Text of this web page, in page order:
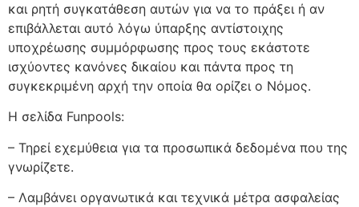
και ρητή συγκατάθεση αυτών για να το πράξει ή αν
επιβάλλεται αυτό λόγω ύπαρξης αντίστοιχης
υποχρέωσης συμμόρφωσης προς τους εκάστοτε
ισχύοντες κανόνες δικαίου και πάντα προς τη
συγκεκριμένη αρχή την οποία θα ορίζει ο Νόμος.
Η σελίδα Funpools:
– Τηρεί εχεμύθεια για τα προσωπικά δεδομένα που της
γνωρίζετε.
– Λαμβάνει οργανωτικά και τεχνικά μέτρα ασφαλείας